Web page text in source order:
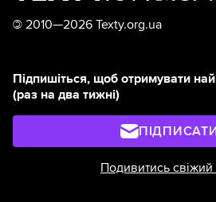
© 2010—2026 Texty.org.ua
Підпишіться, щоб отримувати
(раз на два тижні)
Подивитись